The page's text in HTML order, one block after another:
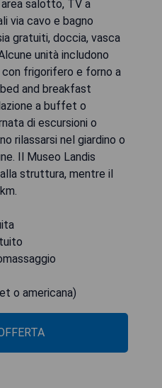
salotto, TV a
via cavo e bagno
gratuiti, doccia, vasca
unità includono
frigorifero e forno a
and breakfast
a buffet o
di escursioni o
rilassarsi nel giardino o
Il Museo Landis
struttura, mentre il
o americana)